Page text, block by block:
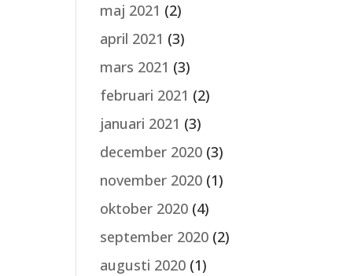
maj 2021 (2)
april 2021 (3)
mars 2021 (3)
februari 2021 (2)
januari 2021 (3)
december 2020 (3)
november 2020 (1)
oktober 2020 (4)
september 2020 (2)
augusti 2020 (1)